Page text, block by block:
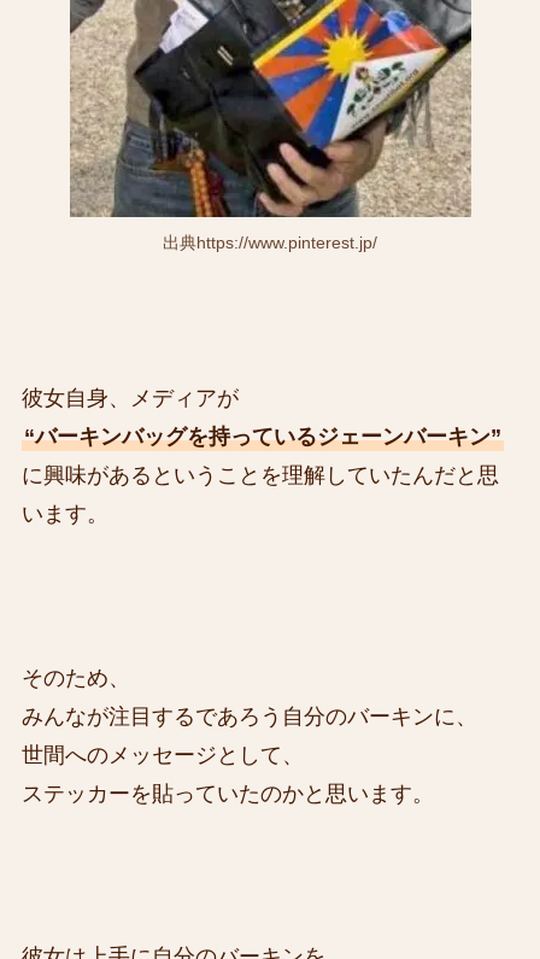
出典https://www.pinterest.jp/
彼女自身、メディアが
“バーキンバッグを持っているジェーンバーキン”
に興味があるということを理解していたんだと思
います。
そのため、
みんなが注目するであろう自分のバーキンに、
世間へのメッセージとして、
ステッカーを貼っていたのかと思います。